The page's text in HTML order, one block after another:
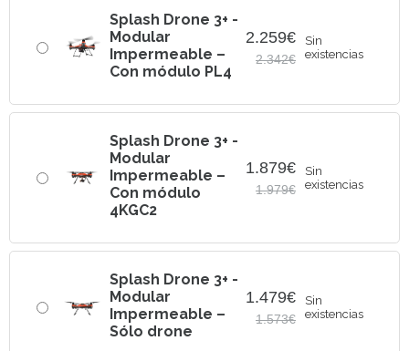
1.995€.
1.899€.
Splash Drone 3+ -
Modular
Impermeable –
Con módulo PL4
2.342€
original
2.259€
actual
Sin
existencias
Splash Drone 3+ -
Modular
Impermeable –
Con módulo
4KGC2
1.979€
original
1.879€
actual
Sin
existencias
Splash Drone 3+ -
Modular
Impermeable –
Sólo drone
1.573€
1.479€
Sin
existencias